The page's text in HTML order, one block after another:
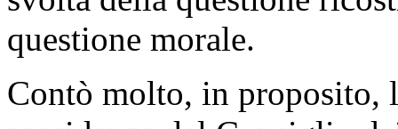
questione morale.
Contò molto, in proposito,